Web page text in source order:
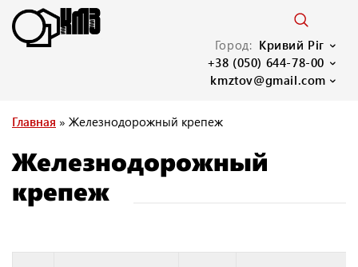
Город: Кривий Ріг
+38 (050) 644-78-00
kmztov@gmail.com
Главная » Железнодорожный крепеж
Железнодорожный
крепеж